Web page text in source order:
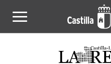
Actualidad de la